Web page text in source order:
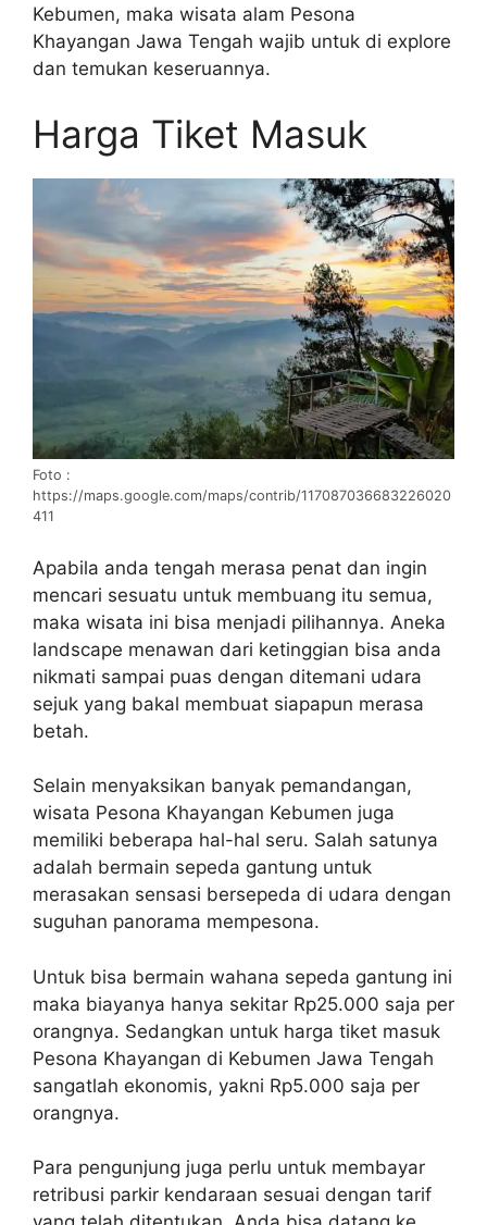
Kebumen, maka wisata alam Pesona
Khayangan Jawa Tengah wajib untuk di explore
dan temukan keseruannya.
Harga Tiket Masuk
Foto :
https://maps.google.com/maps/contrib/117087036683226020
411
Apabila anda tengah merasa penat dan ingin
mencari sesuatu untuk membuang itu semua,
maka wisata ini bisa menjadi pilihannya. Aneka
landscape menawan dari ketinggian bisa anda
nikmati sampai puas dengan ditemani udara
sejuk yang bakal membuat siapapun merasa
betah.
Selain menyaksikan banyak pemandangan,
wisata Pesona Khayangan Kebumen juga
memiliki beberapa hal-hal seru. Salah satunya
adalah bermain sepeda gantung untuk
merasakan sensasi bersepeda di udara dengan
suguhan panorama mempesona.
Untuk bisa bermain wahana sepeda gantung ini
maka biayanya hanya sekitar Rp25.000 saja per
orangnya. Sedangkan untuk harga tiket masuk
Pesona Khayangan di Kebumen Jawa Tengah
sangatlah ekonomis, yakni Rp5.000 saja per
orangnya.
Para pengunjung juga perlu untuk membayar
retribusi parkir kendaraan sesuai dengan tarif